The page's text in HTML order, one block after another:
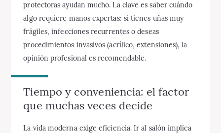
protectoras ayudan mucho. La clave es saber cuándo
algo requiere manos expertas: si tienes uñas muy
frágiles, infecciones recurrentes o deseas
procedimientos invasivos (acrílico, extensiones), la
opinión profesional es recomendable.
Tiempo y conveniencia: el factor
que muchas veces decide
La vida moderna exige eficiencia. Ir al salón implica